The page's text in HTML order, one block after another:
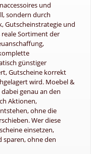
und
sondern durch
Gutscheinstrategie und
Sortiment der
günstiger
Gutscheine korrekt
wird. Moebel &
genau an den
Aktionen,
ohne die
Wer diese
einsetzen,
sparen, ohne den